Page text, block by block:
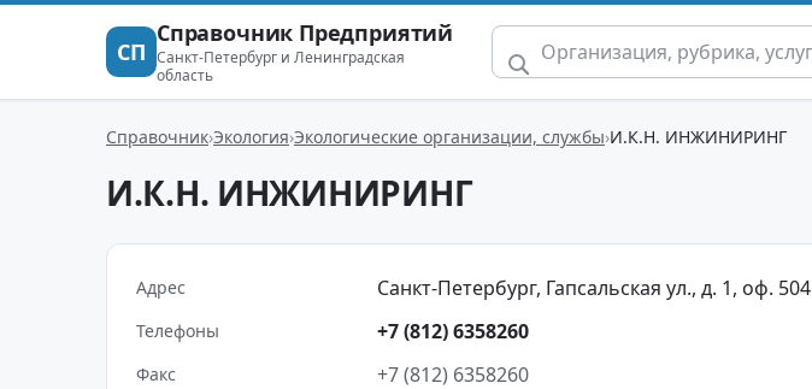
СП
Справочник Предприятий
Санкт-Петербург и Ленинградская
область
Справочник Экология Экологические организации, службы И.К.Н. ИНЖИНИРИНГ
И.К.Н. ИНЖИНИРИНГ
Адрес Санкт-Петербург, Гапсальская ул., д. 1, оф. 504
Телефоны +7 (812) 6358260
Факс +7 (812) 6358260